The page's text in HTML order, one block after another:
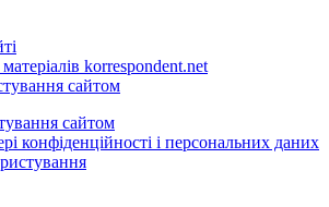
korrespondent.net
сайтом
сайтом
конфіденційності і персональних даних